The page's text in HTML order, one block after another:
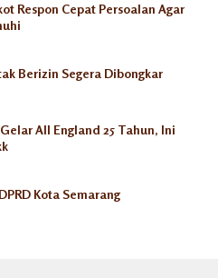
Respon Cepat Persoalan Agar
Berizin Segera Dibongkar
All England 25 Tahun, Ini
Kota Semarang